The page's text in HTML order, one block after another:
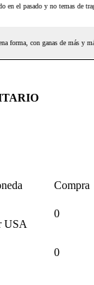
Compra
USA
0
0